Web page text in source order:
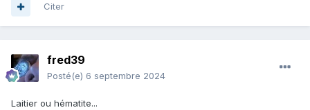
Citer
fred39
Posté(e) 6 septembre 2024
Laitier ou hématite...